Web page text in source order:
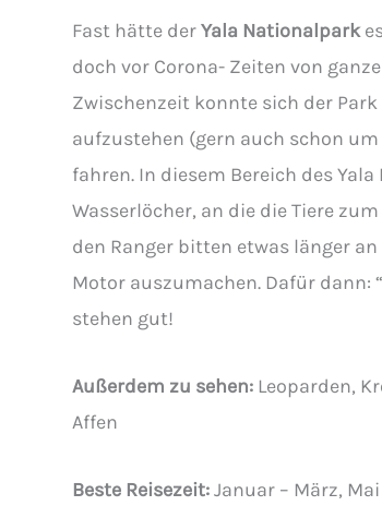
Fast hätte derYala Nationalpark
doch vor Corona- Zeiten von
Zwischenzeit konnte sich der
aufzustehen (gern auch schon
fahren. In diesem Bereich des
Wasserlöcher, an die die Tiere
den Ranger bitten etwas länger
Motor auszumachen. Dafür dann:
stehen gut!
Außerdem zu sehen: Leoparden,
Affen
Beste Reisezeit:Januar – März,